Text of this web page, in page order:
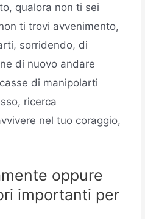
qualora non ti sei
ti trovi avvenimento,
sorridendo, di
di nuovo andare
di manipolarti
ricerca
nel tuo coraggio,
oppure
importanti per